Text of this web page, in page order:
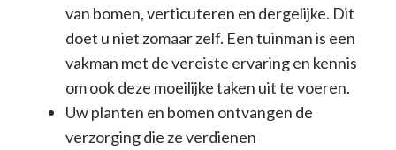
van bomen, verticuteren en dergelijke. Dit
doet u niet zomaar zelf. Een tuinman is een
vakman met de vereiste ervaring en kennis
om ook deze moeilijke taken uit te voeren.
Uw planten en bomen ontvangen de
verzorging die ze verdienen